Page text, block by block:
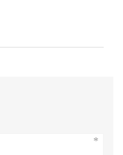
那里立冬